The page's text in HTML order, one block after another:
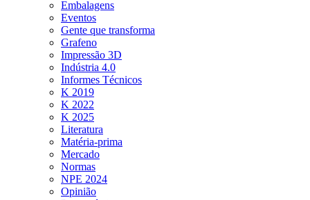
Embalagens
Eventos
Gente que transforma
Grafeno
Impressão 3D
Indústria 4.0
Informes Técnicos
K 2019
K 2022
K 2025
Literatura
Matéria-prima
Mercado
Normas
NPE 2024
Opinião